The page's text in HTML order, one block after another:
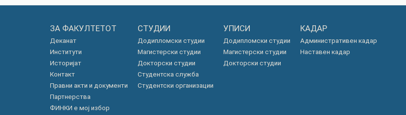
ЗА ФАКУЛТЕТОТ
Деканат
Институти
Историјат
Контакт
Правни акти и документи
Партнерства
ФИНКИ е мој избор
СТУДИИ
Додипломски студии
Магистерски студии
Докторски студии
Студентска служба
Студентски организации
УПИСИ
Додипломски студии
Магистерски студии
Докторски студии
КАДАР
Административен кадар
Наставен кадар